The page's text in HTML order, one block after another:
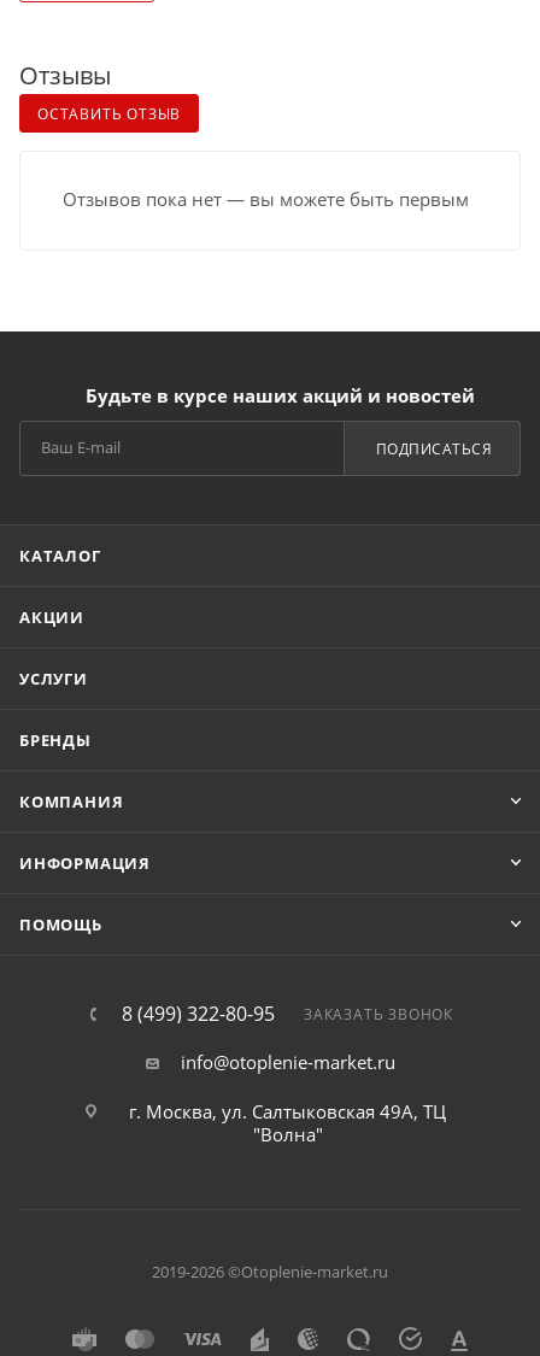
Отзывы
ОСТАВИТЬ ОТЗЫВ
Отзывов пока нет — вы можете быть первым
Будьте в курсе наших акций и новостей
ПОДПИСАТЬСЯ
КАТАЛОГ
АКЦИИ
УСЛУГИ
БРЕНДЫ
КОМПАНИЯ
ИНФОРМАЦИЯ
ПОМОЩЬ
8 (499) 322-80-95 ЗАКАЗАТЬ ЗВОНОК
info@otoplenie-market.ru
г. Москва, ул. Салтыковская 49А, ТЦ
"Волна"
2019-2026 ©Otoplenie-market.ru